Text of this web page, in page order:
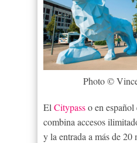
Photo ©
El Citypasso en
combina accesos
y la entrada a más de 20